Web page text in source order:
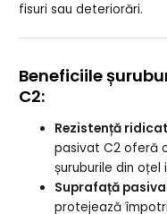
fisuri sau deteriorări.
Beneficiile
C2:
Rezistență
pasivat C2 oferă
șuruburile din oțel
Suprafață
protejează